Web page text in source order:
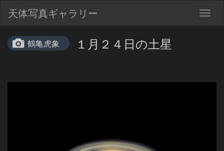
天体写真ギャラリー
鶴亀虎象 １月２４日の土星